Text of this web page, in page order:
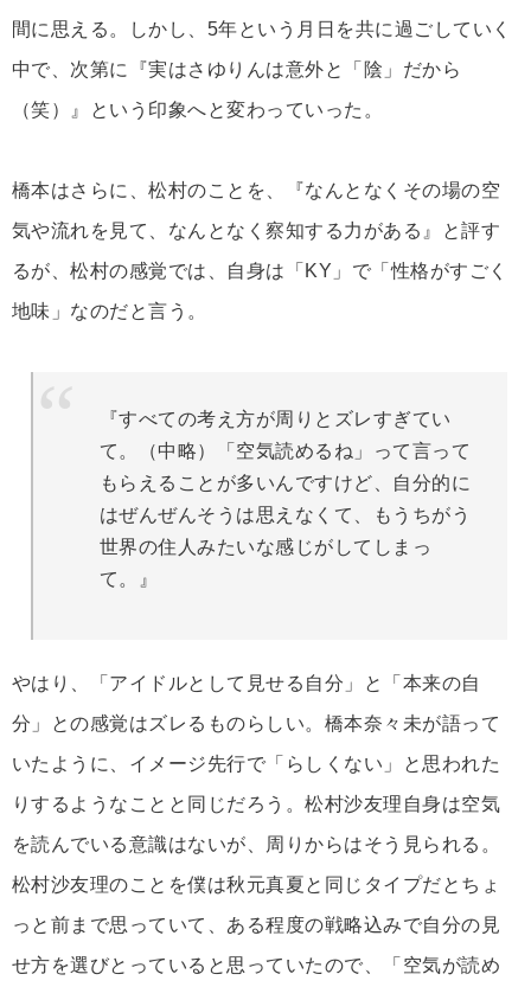
間に思える。しかし、5年という月日を共に過ごしていく
中で、次第に『実はさゆりんは意外と「陰」だから
（笑）』という印象へと変わっていった。
橋本はさらに、松村のことを、『なんとなくその場の空
気や流れを見て、なんとなく察知する力がある』と評す
るが、松村の感覚では、自身は「KY」で「性格がすごく
地味」なのだと言う。
『すべての考え方が周りとズレすぎてい
て。（中略）「空気読めるね」って言って
もらえることが多いんですけど、自分的に
はぜんぜんそうは思えなくて、もうちがう
世界の住人みたいな感じがしてしまっ
て。』
やはり、「アイドルとして見せる自分」と「本来の自
分」との感覚はズレるものらしい。橋本奈々未が語って
いたように、イメージ先行で「らしくない」と思われた
りするようなことと同じだろう。松村沙友理自身は空気
を読んでいる意識はないが、周りからはそう見られる。
松村沙友理のことを僕は秋元真夏と同じタイプだとちょ
っと前まで思っていて、ある程度の戦略込みで自分の見
せ方を選びとっていると思っていたので、「空気が読め